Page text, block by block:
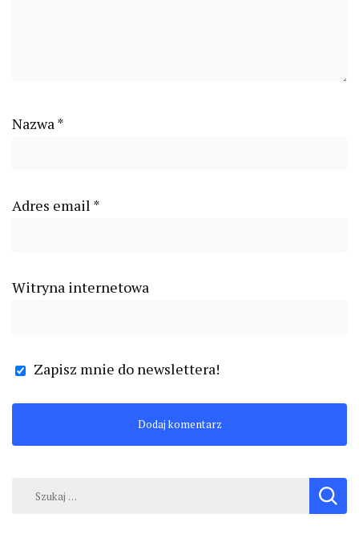
Nazwa*
Adres email *
Witryna internetowa
Zapisz mnie do newslettera!
Szukaj: